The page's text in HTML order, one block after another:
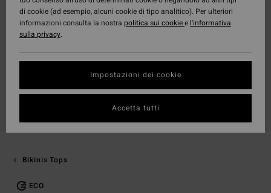
Bikinis Tops
ECO
di cookie (ad esempio, alcuni cookie di tipo analitico). Per ulteriori
informazioni consulta la nostra politica sui cookiee l'informativa
sulla privacy.
Impostazioni dei cookie
Accetta tutti